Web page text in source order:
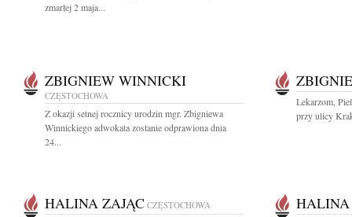
zmarłej 2 maja...
ZBIGNIEW WINNICKI
CZĘSTOCHOWA
Z okazji setnej rocznicy urodzin mgr. Zbigniewa
Winnickiego adwokata zostanie odprawiona dnia
24...
Lekarzom,
przy ulicy
HALINA ZAJĄC CZĘSTOCHOWA HALINA